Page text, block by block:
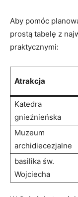
Aby pomóc
prostą tabelę z
praktycznymi:
Atrakcja
Katedra‌
gnieźnieńska
Muzeum
archidiecezjalne
basilika św.​
Wojciecha